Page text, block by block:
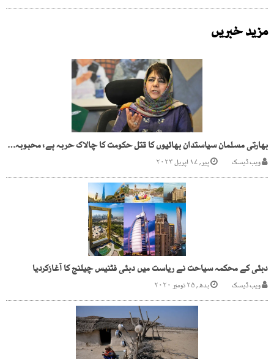
مزید خبریں
بھارتی مسلمان سیاستدان بھائیوں کا قتل حکومت کا چالاک حربہ ہے: محبوبہ مفتی
ویب ڈیسک پیر, ۱۷ اپریل ۲۰۲۳
دبئی کے محکمہ سیاحت نے ریاست میں دبئی فٹنیس چیلنج کا آغازکردیا
ویب ڈیسک بدھ, ۲۵ نومبر ۲۰۲۰